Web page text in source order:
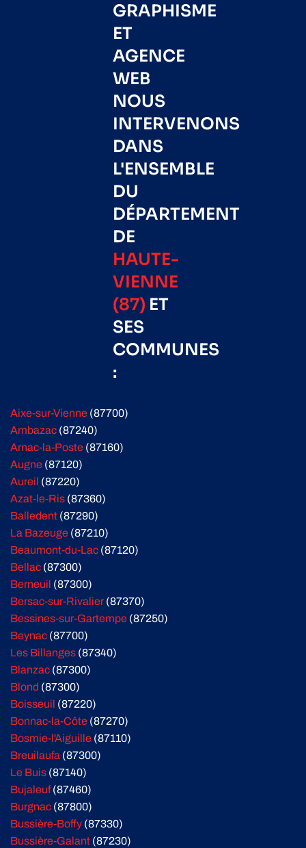
GRAPHISME
ET
AGENCE
WEB
NOUS
INTERVENONS
DANS
L'ENSEMBLE
DU
DÉPARTEMENT
DE
HAUTE-
VIENNE
(87) ET
SES
COMMUNES
:
Aixe-sur-Vienne (87700)
Ambazac (87240)
Arnac-la-Poste (87160)
Augne (87120)
Aureil (87220)
Azat-le-Ris (87360)
Balledent (87290)
La Bazeuge (87210)
Beaumont-du-Lac (87120)
Bellac (87300)
Berneuil (87300)
Bersac-sur-Rivalier(87370)
Bessines-sur-Gartempe (87250)
Beynac (87700)
Les Billanges (87340)
Blanzac (87300)
Blond (87300)
Boisseuil (87220)
Bonnac-la-Côte (87270)
Bosmie-l'Aiguille (87110)
Breuilaufa (87300)
Le Buis (87140)
Bujaleuf(87460)
Burgnac (87800)
Bussière-Boffy (87330)
Bussière-Galant (87230)